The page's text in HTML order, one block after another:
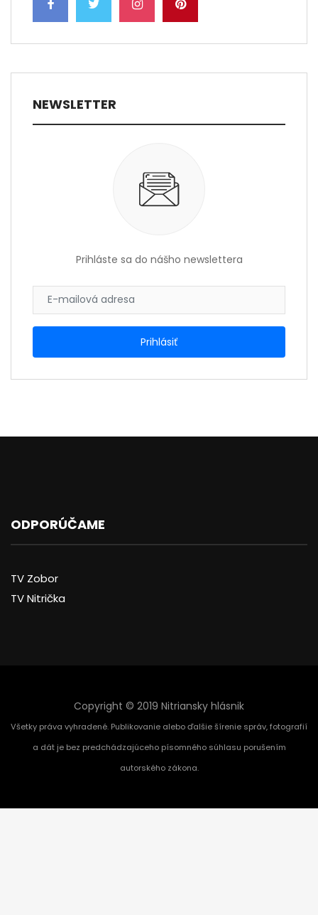
NEWSLETTER
Prihláste sa do nášho newslettera
ODPORÚČAME
TV Zobor
TV Nitrička
Copyright © 2019 Nitriansky hlásnik
Všetky práva vyhradené. Publikovanie alebo ďalšie šírenie správ, fotografií
a dát je bez predchádzajúceho písomného súhlasu porušením
autorského zákona.